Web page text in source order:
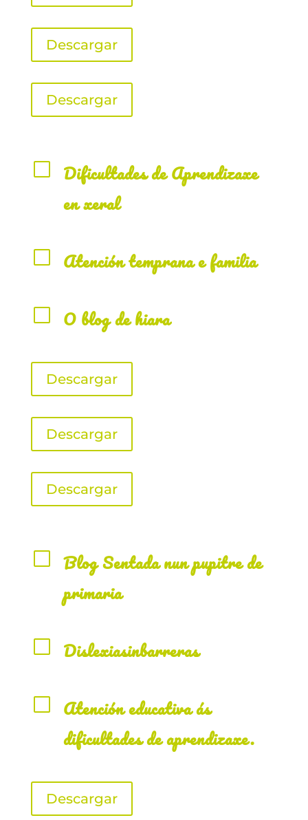
Descargar
Descargar
V
Dificultades de Aprendizaxe
en xeral
V Atención temprana e familia
V O blog de hiara
Descargar
Descargar
Descargar
V Blog Sentada nun pupitre de
primaria
V Dislexiasinbarreras
V
Atención educativa ás
dificultades de aprendizaxe.
Descargar